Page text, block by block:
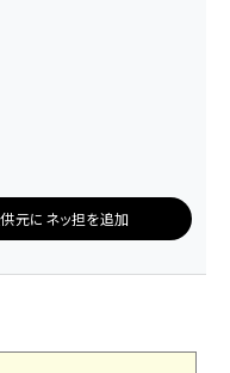
元にネッ担を追加